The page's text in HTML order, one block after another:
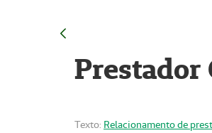
Texto: Relacionamento de